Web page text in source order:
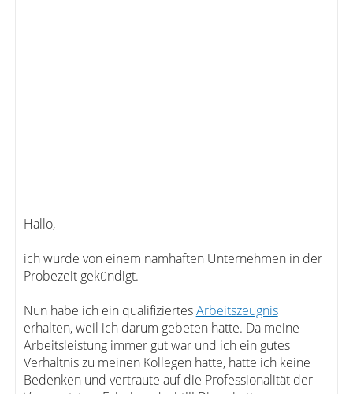
Hallo,
ich wurde von einem namhaften Unternehmen in der
Probezeit gekündigt.
Nun habe ich ein qualifiziertesArbeitszeugnis
erhalten, weil ich darum gebeten hatte. Da meine
Arbeitsleistung immer gut war und ich ein gutes
Verhältnis zu meinen Kollegen hatte, hatte ich keine
Bedenken und vertraute auf die Professionalität der